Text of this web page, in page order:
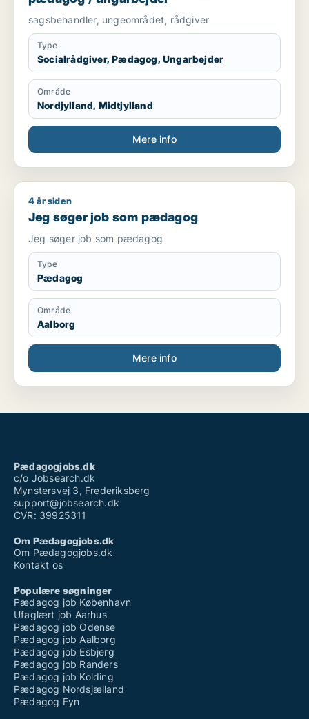
sagsbehandler, ungeområdet, rådgiver
Type
Socialrådgiver, Pædagog, Ungarbejder
Område
Nordjylland, Midtjylland
Mere info
Jeg søger job som pædagog
4 år siden
Jeg søger job som pædagog
Jeg søger job som pædagog
Type
Pædagog
Område
Aalborg
Mere info
Pædagogjobs.dk
c/o Jobsearch.dk
Mynstersvej 3, Frederiksberg
support@jobsearch.dk
CVR: 39925311
Om Pædagogjobs.dk
Om Pædagogjobs.dk
Kontakt os
Populære søgninger
Pædagog job København
Ufaglært job Aarhus
Pædagog job Odense
Pædagog job Aalborg
Pædagog job Esbjerg
Pædagog job Randers
Pædagog job Kolding
Pædagog Nordsjælland
Pædagog Fyn